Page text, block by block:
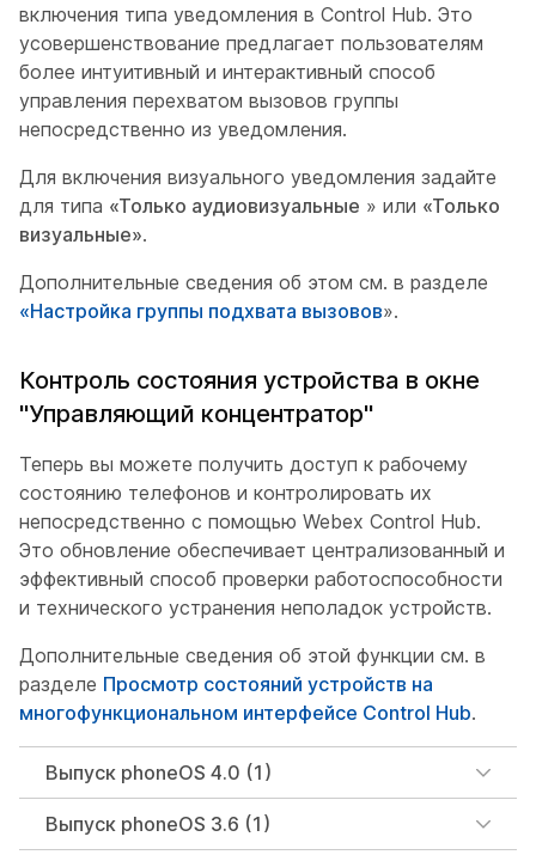
включения типа уведомления в Control Hub. Это
усовершенствование предлагает пользователям
более интуитивный и интерактивный способ
управления перехватом вызовов группы
непосредственно из уведомления.
Для включения визуального уведомления задайте
для типа «Только аудиовизуальные » или «Только
визуальные».
Дополнительные сведения об этом см. в разделе
«Настройка группы подхвата вызовов».
Контроль состояния устройства в окне
"Управляющий концентратор"
Теперь вы можете получить доступ к рабочему
состоянию телефонов и контролировать их
непосредственно с помощью Webex Control Hub.
Это обновление обеспечивает централизованный и
эффективный способ проверки работоспособности
и технического устранения неполадок устройств.
Дополнительные сведения об этой функции см. в
разделе Просмотр состояний устройств на
многофункциональном интерфейсе Control Hub.
Выпуск phoneOS 4.0 (1)
Выпуск phoneOS 3.6 (1)